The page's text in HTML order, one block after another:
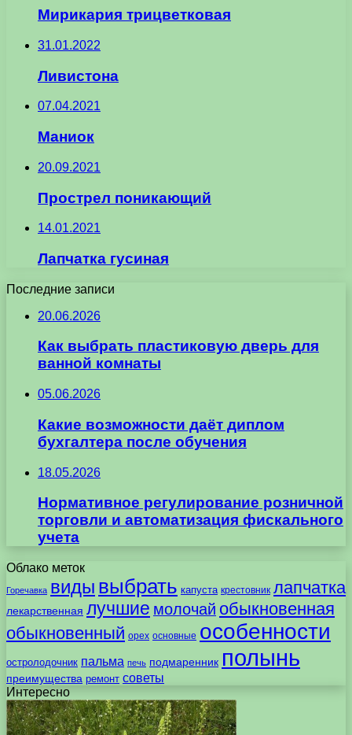
Мирикария трицветковая
31.01.2022
Ливистона
07.04.2021
Маниок
20.09.2021
Прострел поникающий
14.01.2021
Лапчатка гусиная
Последние записи
20.06.2026
Как выбрать пластиковую дверь для
ванной комнаты
05.06.2026
Какие возможности даёт диплом
бухгалтера после обучения
18.05.2026
Нормативное регулирование розничной
торговли и автоматизация фискального
учета
Облако меток
Горечавка виды выбрать капуста крестовник лапчатка
лекарственная лучшие молочай обыкновенная
обыкновенный орех основные особенности
остролодочник пальма печь подмаренник полынь
преимущества ремонт советы
Интересно